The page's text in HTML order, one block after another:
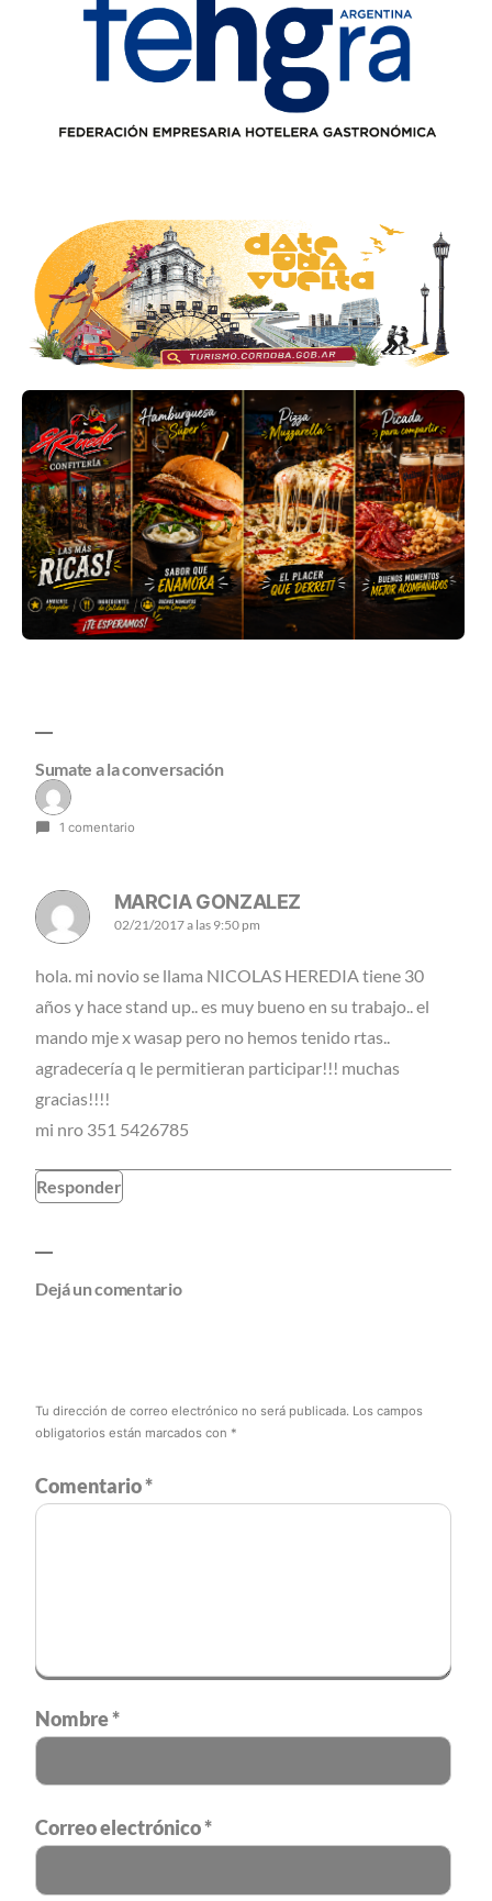
Sumate a la conversación
1 comentario
MARCIA GONZALEZ
02/21/2017 a las 9:50 pm
hola. mi novio se llama NICOLAS HEREDIA tiene 30
años y hace stand up.. es muy bueno en su trabajo.. el
mando mje x wasap pero no hemos tenido rtas..
agradecería q le permitieran participar!!! muchas
gracias!!!!
mi nro 351 5426785
Responder
Dejá un comentario
Tu dirección de correo electrónico no será publicada. Los campos
obligatorios están marcados con *
Comentario*
Nombre*
Correo electrónico*